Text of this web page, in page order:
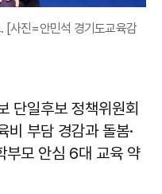
[사진=안민석 경기도교육감
단일후보 정책위원회
비 부담 경감과 돌봄·
부모 안심 6대 교육 약